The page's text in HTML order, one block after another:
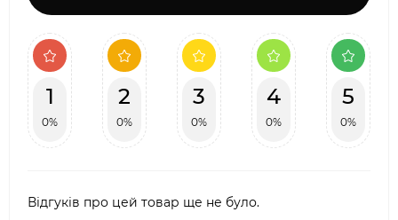
1
0%
2
0%
3
0%
4
0%
5
0%
Відгуків про цей товар ще не було.